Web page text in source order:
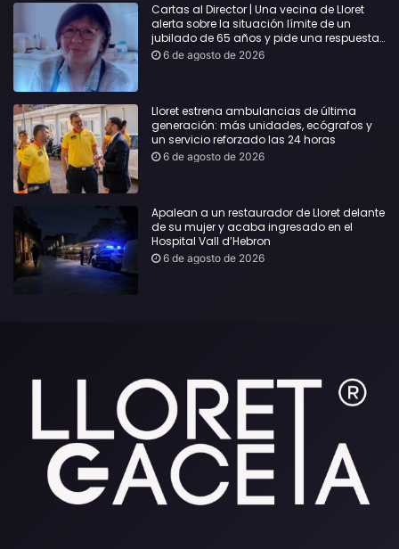
Cartas al Director | Una vecina de Lloret
alerta sobre la situación límite de un
jubilado de 65 años y pide una respuesta
urgente
6 de agosto de 2026
Lloret estrena ambulancias de última
generación: más unidades, ecógrafos y
un servicio reforzado las 24 horas
6 de agosto de 2026
Apalean a un restaurador de Lloret delante
de su mujer y acaba ingresado en el
Hospital Vall d’Hebron
6 de agosto de 2026